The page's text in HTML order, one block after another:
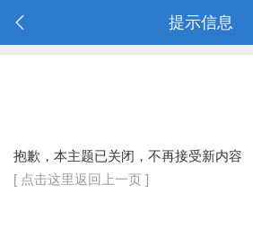
提示信息
抱歉，本主题已关闭，不再接受新内容
[ 点击这里返回上一页 ]